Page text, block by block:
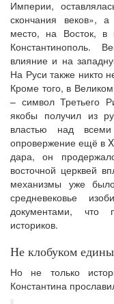
Империи,
скончания веков»,
место, на Восток, в
Константинополь.
влияние и на
На Руси также никто
Кроме того, в
– символ Третьего
якобы получил из
властью над
опровержение ещё в
дара, он
восточной церквей
механизмы уже
средневековье
документами, что
историков.
Не клобуком
Но не только
Константина